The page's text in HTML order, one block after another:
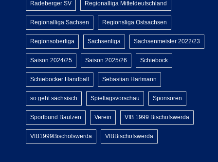
Radeberger SV Regionalliga Mitteldeutschland
Regionalliga Sachsen Regionsliga Ostsachsen
Regionsoberliga Sachsenliga Sachsenmeister 2022/23
Saison 2024/25 Saison 2025/26 Schiebock
Schiebocker Handball Sebastian Hartmann
so geht sächsisch Spieltagsvorschau Sponsoren
Sportbund Bautzen Verein VfB 1999 Bischofswerda
VfB1999Bischofswerda VfBBischofswerda